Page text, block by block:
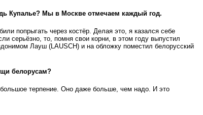
Купалье? Мы в Москве отмечаем каждый год.
попрыгать через костёр. Делая это, я казался себе
серьёзно, то, помня свои корни, в этом году выпустил
Лауш (LAUSCH) и на обложку поместил белорусский
белорусам?
терпение. Оно даже больше, чем надо. И это